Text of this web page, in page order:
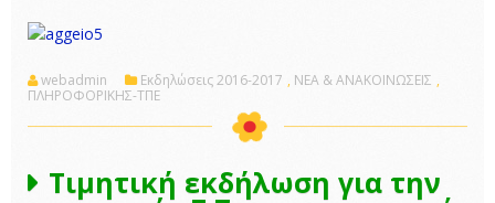
webadmin Εκδηλώσεις 2016-2017 , ΝΕΑ & ΑΝΑΚΟΙΝΩΣΕΙΣ ,
ΠΛΗΡΟΦΟΡΙΚΗΣ-ΤΠΕ
Τιμητική εκδήλωση για την